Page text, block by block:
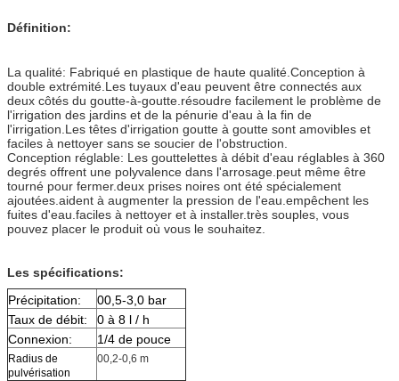
Définition:
La qualité: Fabriqué en plastique de haute qualité.Conception à
double extrémité.Les tuyaux d'eau peuvent être connectés aux
deux côtés du goutte-à-goutte.résoudre facilement le problème de
l'irrigation des jardins et de la pénurie d'eau à la fin de
l'irrigation.Les têtes d'irrigation goutte à goutte sont amovibles et
faciles à nettoyer sans se soucier de l'obstruction.
Conception réglable: Les gouttelettes à débit d'eau réglables à 360
degrés offrent une polyvalence dans l'arrosage.peut même être
tourné pour fermer.deux prises noires ont été spécialement
ajoutées.aident à augmenter la pression de l'eau.empêchent les
fuites d'eau.faciles à nettoyer et à installer.très souples, vous
pouvez placer le produit où vous le souhaitez.
Les spécifications:
Précipitation:
00,5-3,0 bar
Taux de débit:
0 à 8 l / h
Connexion:
1/4 de pouce
Radius de
pulvérisation
00,2-0,6 m